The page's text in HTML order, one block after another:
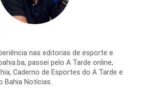
nas editorias de esporte e
passei pelo A Tarde online,
Caderno de Esportes do A Tarde e
Bahia Notícias.